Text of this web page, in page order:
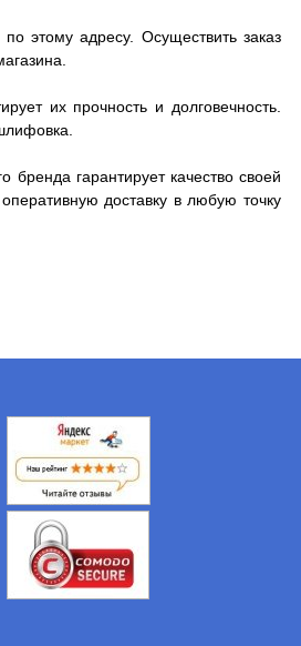
этому адресу. Осуществить заказ
их прочность и долговечность.
гарантирует качество своей
доставку в любую точку